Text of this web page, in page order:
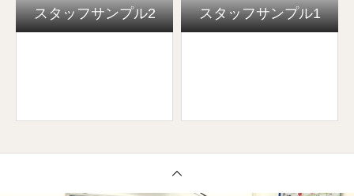
スタッフサンプル2 スタッフサンプル1